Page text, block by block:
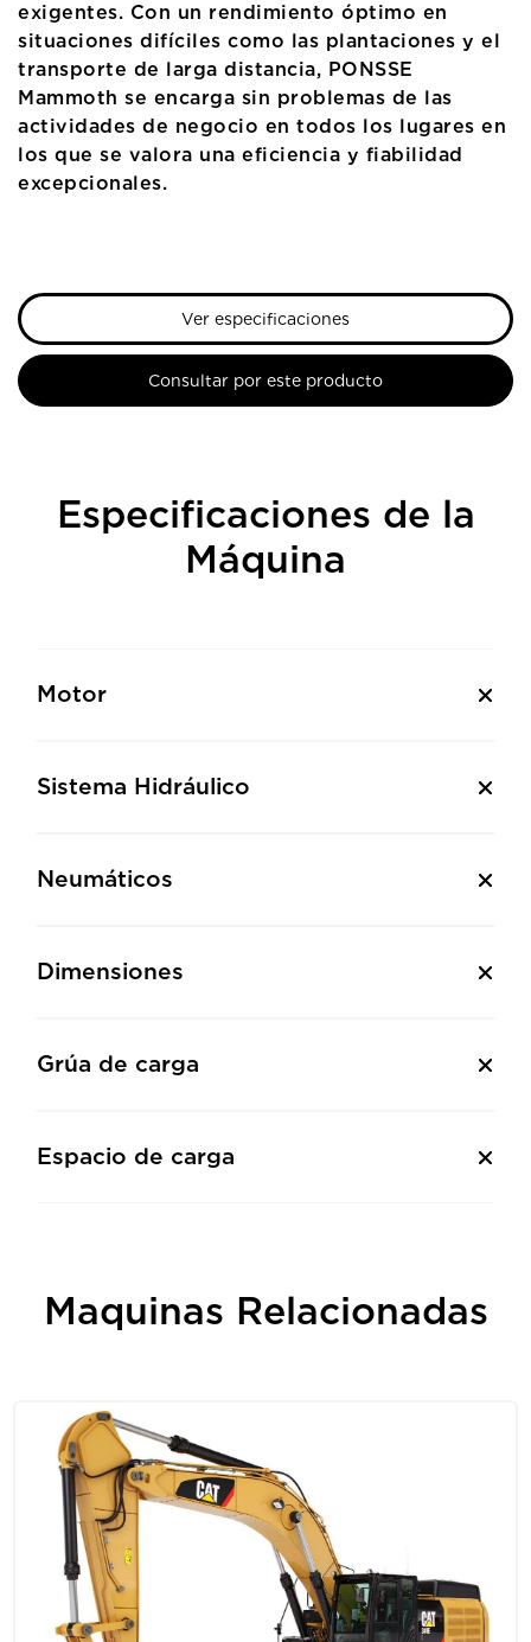
exigentes. Con un rendimiento óptimo en
situaciones difíciles como las plantaciones y el
transporte de larga distancia, PONSSE
Mammoth se encarga sin problemas de las
actividades de negocio en todos los lugares en
los que se valora una eficiencia y fiabilidad
excepcionales.
Ver especificaciones
Consultar por este producto
Especificaciones de la
Máquina
Motor
Sistema Hidráulico
Neumáticos
Dimensiones
Grúa de carga
Espacio de carga
Maquinas Relacionadas